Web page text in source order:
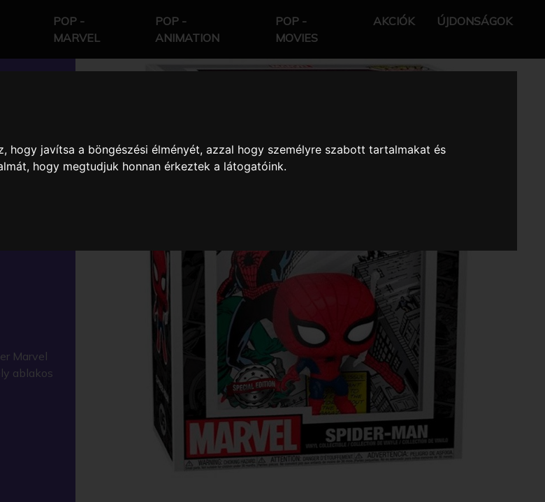
javítsa a böngészési élményét, azzal hogy személyre szabott tartalmakat és
hogy megtudjuk honnan érkeztek a látogatóink.
POP -
MARVEL
POP -
ANIMATION
POP -
MOVIES
AKCIÓK ÚJDONSÁGOK
Marvel
ablakos